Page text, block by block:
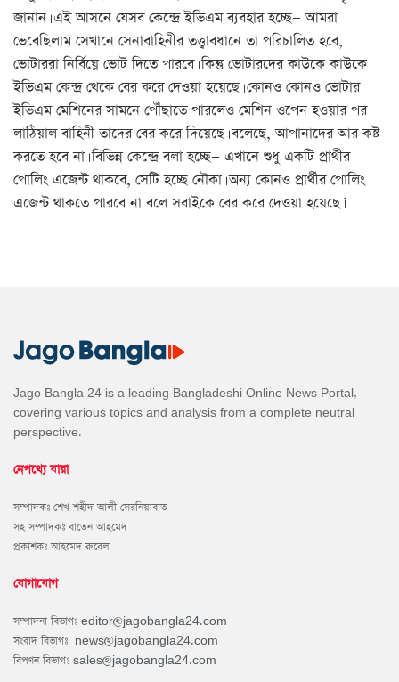
জানান। এই আসনে যেসব কেন্দ্রে ইভিএম ব্যবহার হচ্ছে— আমরা
ভেবেছিলাম সেখানে সেনাবাহিনীর তত্ত্বাবধানে তা পরিচালিত হবে,
ভোটাররা নির্বিঘ্নে ভোট দিতে পারবে। কিন্তু ভোটারদের কাউকে কাউকে
ইভিএম কেন্দ্র থেকে বের করে দেওয়া হয়েছে। কোনও কোনও ভোটার
ইভিএম মেশিনের সামনে পৌঁছাতে পারলেও মেশিন ওপেন হওয়ার পর
লাঠিয়াল বাহিনী তাদের বের করে দিয়েছে। বলেছে, আপানাদের আর কষ্ট
করতে হবে না। বিভিন্ন কেন্দ্রে বলা হচ্ছে— এখানে শুধু একটি প্রার্থীর
পোলিং এজেন্ট থাকবে, সেটি হচ্ছে নৌকা। অন্য কোনও প্রার্থীর পোলিং
এজেন্ট থাকতে পারবে না বলে সবাইকে বের করে দেওয়া হয়েছে।’
Jago Bangla 24 is a leading Bangladeshi Online News Portal,
covering various topics and analysis from a complete neutral
perspective.
নেপথ্যে যারা
সম্পাদকঃ শেখ শহীদ আলী সেরনিয়াবাত
সহ সম্পাদকঃ বাতেন আহমেদ
প্রকাশকঃ আহমেদ রুবেল
যোগাযোগ
সম্পাদনা বিভাগঃ editor@jagobangla24.com
সংবাদ বিভাগঃ news@jagobangla24.com
বিপণন বিভাগঃ sales@jagobangla24.com